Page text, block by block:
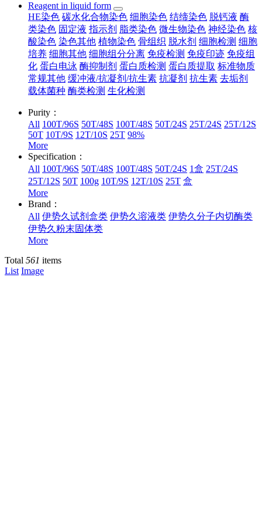
Reagent in liquid form
HE染色 碳水化合物染色 细胞染色 结缔染色 脱钙液 酶
类染色 固定液 指示剂 脂类染色 微生物染色 神经染色 核
酸染色 染色其他 植物染色 骨组织 脱水剂 细胞检测 细胞
培养 细胞其他 细胞组分分离 免疫检测 免疫印迹 免疫组
化 蛋白电泳 酶抑制剂 蛋白质检测 蛋白质提取 标准物质
常规其他 缓冲液/抗凝剂/抗生素 抗凝剂 抗生素 去垢剂
载体菌种 酶类检测 生化检测
Purity：
All 100T/96S 50T/48S 100T/48S 50T/24S 25T/24S 25T/12S
50T 10T/9S 12T/10S 25T 98%
More
Specification：
All 100T/96S 50T/48S 100T/48S 50T/24S 1盒 25T/24S
25T/12S 50T 100g 10T/9S 12T/10S 25T 盒
More
Brand：
All 伊势久试剂盒类 伊势久溶液类 伊势久分子内切酶类
伊势久粉末固体类
More
Total 561 items
List Image